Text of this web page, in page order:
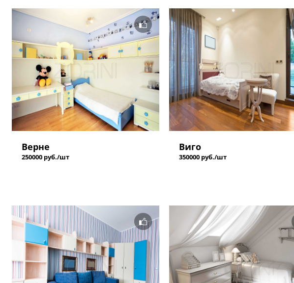
Верне
250000 руб./шт
Виго
350000 руб./шт